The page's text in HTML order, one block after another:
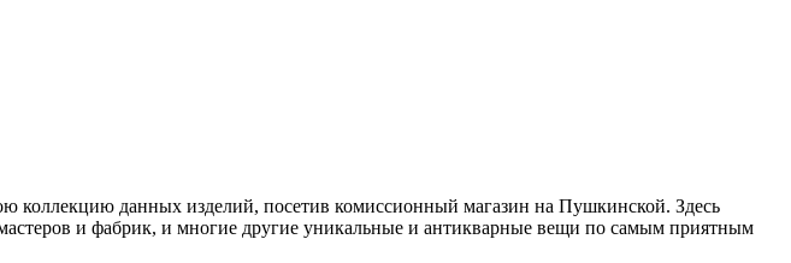
коллекцию данных изделий, посетив комиссионный магазин на Пушкинской. Здесь
и фабрик, и многие другие уникальные и антикварные вещи по самым приятным